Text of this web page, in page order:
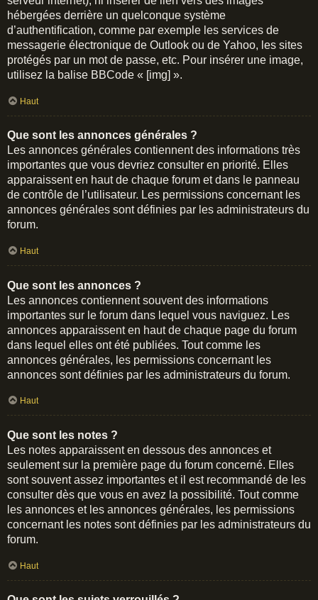
hébergées derrière un quelconque système
d’authentification, comme par exemple les services de
messagerie électronique de Outlook ou de Yahoo, les sites
protégés par un mot de passe, etc. Pour insérer une image,
utilisez la balise BBCode « [img] ».
Haut
Que sont les annonces générales ?
Les annonces générales contiennent des informations très
importantes que vous devriez consulter en priorité. Elles
apparaissent en haut de chaque forum et dans le panneau
de contrôle de l’utilisateur. Les permissions concernant les
annonces générales sont définies par les administrateurs du
forum.
Haut
Que sont les annonces ?
Les annonces contiennent souvent des informations
importantes sur le forum dans lequel vous naviguez. Les
annonces apparaissent en haut de chaque page du forum
dans lequel elles ont été publiées. Tout comme les
annonces générales, les permissions concernant les
annonces sont définies par les administrateurs du forum.
Haut
Que sont les notes ?
Les notes apparaissent en dessous des annonces et
seulement sur la première page du forum concerné. Elles
sont souvent assez importantes et il est recommandé de les
consulter dès que vous en avez la possibilité. Tout comme
les annonces et les annonces générales, les permissions
concernant les notes sont définies par les administrateurs du
forum.
Haut